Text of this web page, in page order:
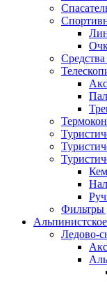
Фильтры
Ледово-